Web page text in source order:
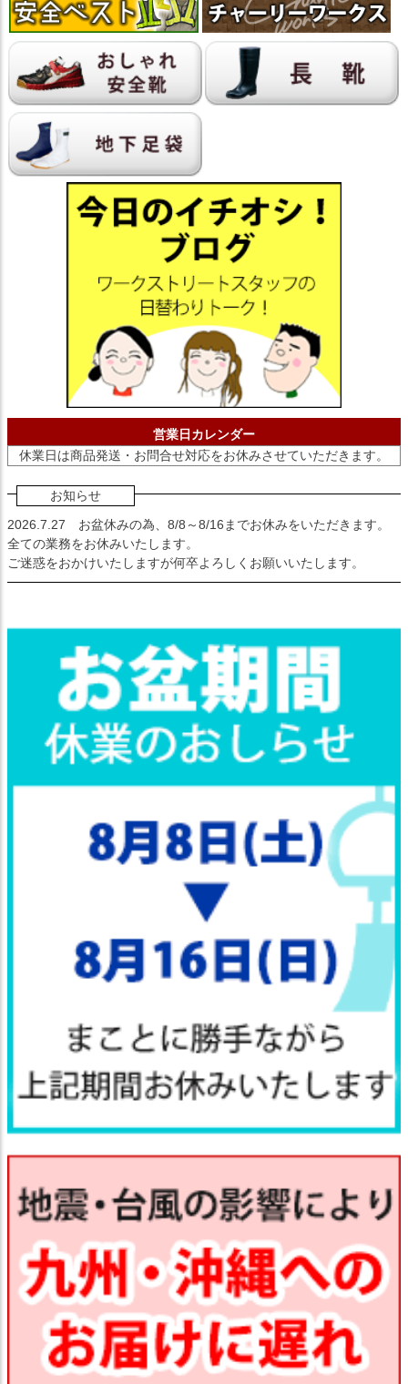
営業日カレンダー
休業日は商品発送・お問合せ対応をお休みさせていただきます。
お知らせ
2026.7.27 お盆休みの為、8/8～8/16までお休みをいただきます。
全ての業務をお休みいたします。
ご迷惑をおかけいたしますが何卒よろしくお願いいたします。